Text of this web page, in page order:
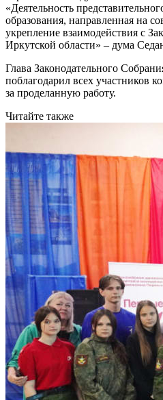
«Деятельность
образования, направленная на
укрепление взаимодействия с
Иркутской области» – дума
Глава Законодательного
поблагодарил всех участников
за проделанную работу.
Читайте также